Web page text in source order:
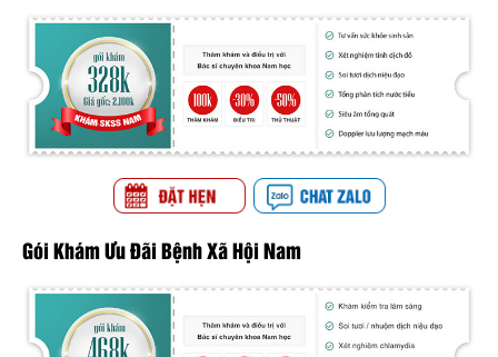
Gói Khám Ưu Đãi Bệnh Xã Hội Nam